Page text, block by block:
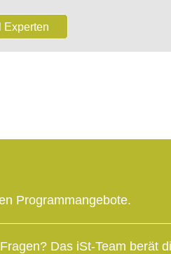
Experten
Programmangebote.
Das iSt-Team berät